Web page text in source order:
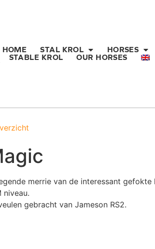
HOME STAL KROL HORSES
STABLE KROL
OUR HORSES
merrie van de interessant gefokte
gebracht van Jameson RS2.